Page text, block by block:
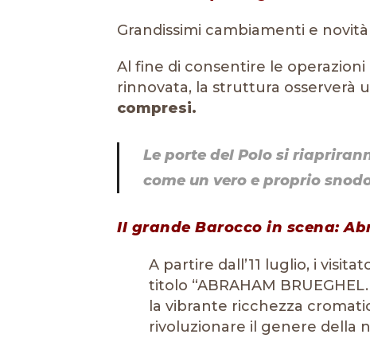
Grandissimi cambiamenti e
Al fine di consentire le
rinnovata, la struttura osserverà
compresi.
Le porte del Polo si
come un vero e proprio
Il grande Barocco in scena:
A partire dall’11 luglio, i
titolo “ABRAHAM
la vibrante ricchezza
rivoluzionare il genere della